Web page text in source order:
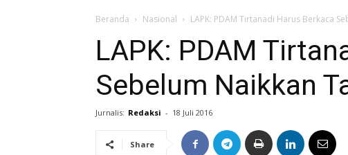
Beranda Nasional LAPK: PDAM Tirtanadi Harus Berkaca
LAPK: PDAM
Sebelum Naikkan
Jurnalis: Redaksi - 18 Juli 2016
Share